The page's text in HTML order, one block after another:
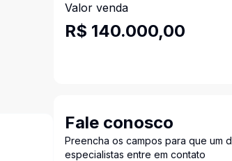
Valor venda
R$ 140.000,00
Fale conosco
Preencha os campos para que um
especialistas entre em contato